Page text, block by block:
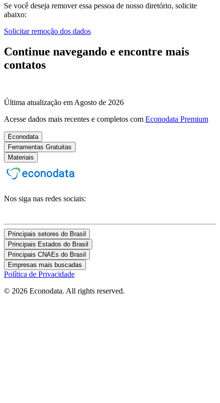
Se você deseja remover essa pessoa de nosso diretório, solicite
abaixo:
Solicitar remoção dos dados
Continue navegando e encontre mais
contatos
Última atualização em Agosto de 2026
Acesse dados mais recentes e completos com Econodata Premium
Econodata
Ferramentas Gratuitas
Materiais
Nos siga nas redes sociais:
Principais setores do Brasil
Principais Estados do Brasil
Principais CNAEs do Brasil
Empresas mais buscadas
Política de Privacidade
© 2026 Econodata. All rights reserved.